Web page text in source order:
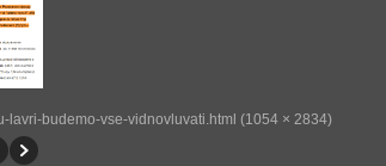
lavri-budemo-vse-vidnovluvati.html (1054 × 2834)